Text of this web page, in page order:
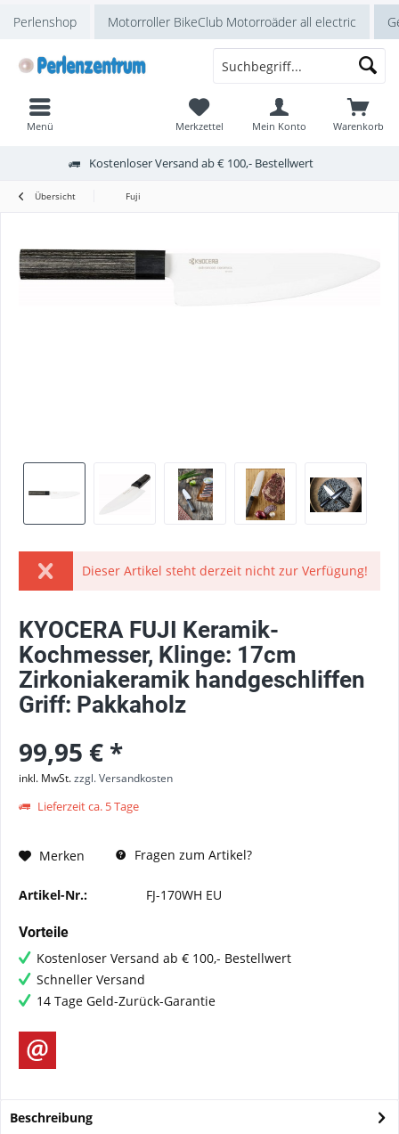
Perlenshop Motorroller BikeClub Motorroäder all electric
Kostenloser Versand ab € 100,- Bestellwert
Warenkorb
Merkzettel Mein Konto
Menü
Übersicht Fuji
Dieser Artikel steht derzeit nicht zur Verfügung!
KYOCERA FUJI Keramik-
Kochmesser, Klinge: 17cm
Zirkoniakeramik handgeschliffen
Griff: Pakkaholz
99,95 € *
inkl. MwSt.zzgl. Versandkosten
Lieferzeit ca. 5 Tage
Merken Fragen zum Artikel?
Artikel-Nr.: FJ-170WH EU
Vorteile
Kostenloser Versand ab € 100,- Bestellwert
Schneller Versand
14 Tage Geld-Zurück-Garantie
Beschreibung